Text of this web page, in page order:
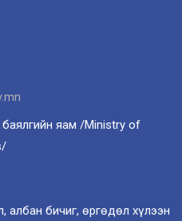
яам /Ministry of
албан бичиг, өргөдөл хүлээн